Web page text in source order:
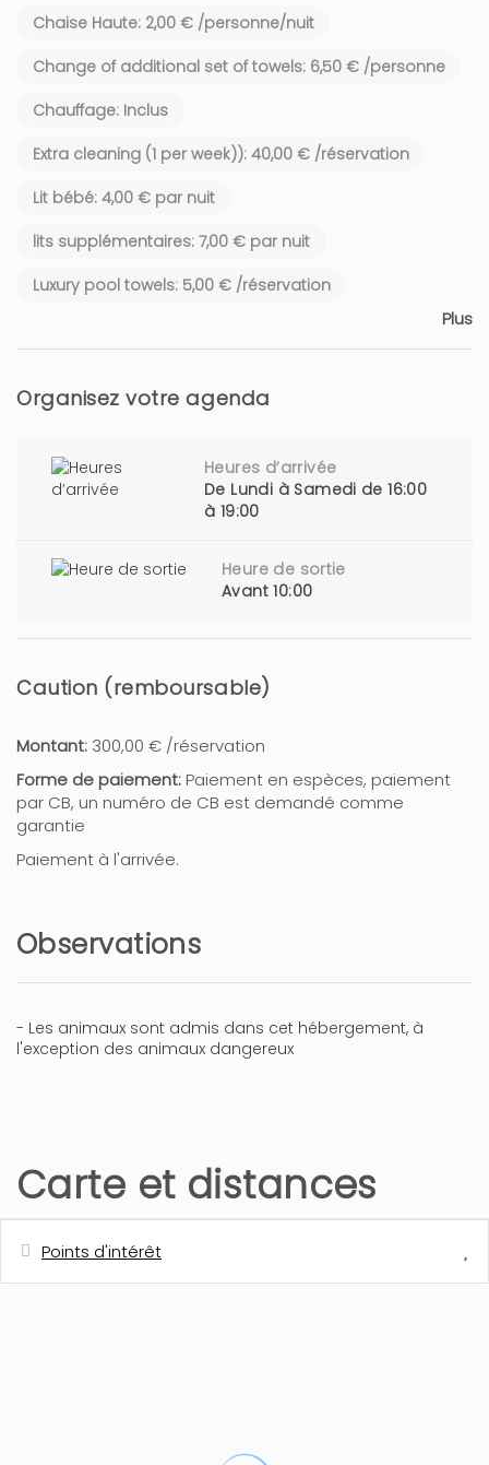
Chaise Haute: 2,00 € /personne/nuit
Change of additional set of towels: 6,50 € /personne
Chauffage: Inclus
Extra cleaning (1 per week)): 40,00 € /réservation
Lit bébé: 4,00 € par nuit
lits supplémentaires: 7,00 € par nuit
Luxury pool towels: 5,00 € /réservation
Plus
Organisez votre agenda
Heures d’arrivée
De Lundi à Samedi de 16:00
à 19:00
Heure de sortie
Avant 10:00
Caution (remboursable)
Montant: 300,00 € /réservation
Forme de paiement: Paiement en espèces, paiement
par CB, un numéro de CB est demandé comme
garantie
Paiement à l'arrivée.
Observations
- Les animaux sont admis dans cet hébergement, à
l'exception des animaux dangereux
Carte et distances
Points d'intérêt